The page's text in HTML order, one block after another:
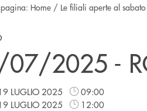
Home / Le filiali aperte al sabato
2025 -
LUGLIO 2025
09:00
LUGLIO 2025 12:00